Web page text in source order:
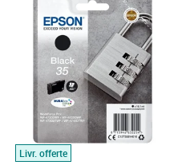
Livr. offerte